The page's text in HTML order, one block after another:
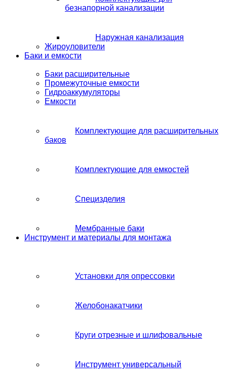
безнапорной канализации
Наружная канализация
Жироуловители
Баки и емкости
Баки расширительные
Промежуточные емкости
Гидроаккумуляторы
Емкости
Комплектующие для расширительных
баков
Комплектующие для емкостей
Специзделия
Мембранные баки
Инструмент и материалы для монтажа
Установки для опрессовки
Желобонакатчики
Круги отрезные и шлифовальные
Инструмент универсальный